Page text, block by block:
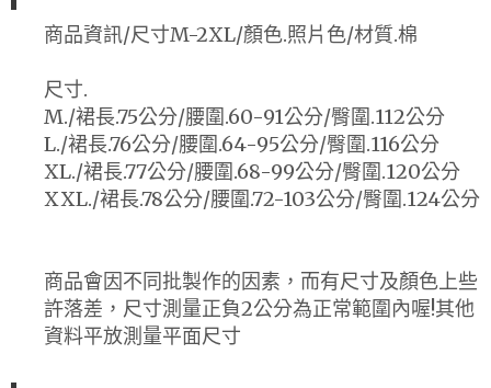
商品資訊/尺寸M-2XL/顏色.照片色/材質.棉
尺寸.
M./裙長.75公分/腰圍.60-91公分/臀圍.112公分
L./裙長.76公分/腰圍.64-95公分/臀圍.116公分
XL./裙長.77公分/腰圍.68-99公分/臀圍.120公分
XXL./裙長.78公分/腰圍.72-103公分/臀圍.124公分
商品會因不同批製作的因素，而有尺寸及顏色上些
許落差，尺寸測量正負2公分為正常範圍內喔!其他
資料平放測量平面尺寸